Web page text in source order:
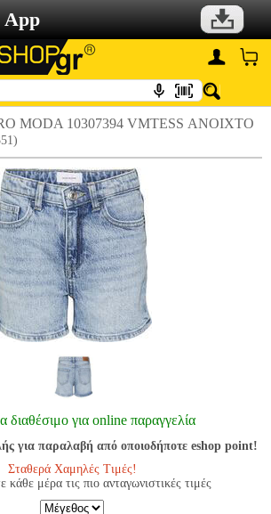
App
MODA 10307394 VMTESS ΑΝΟΙΧΤΟ
διαθέσιμο για online παραγγελία
για παραλαβή από οποιοδήποτε eshop point!
Σταθερά Χαμηλές Τιμές!
κάθε μέρα τις πιο ανταγωνιστικές τιμές